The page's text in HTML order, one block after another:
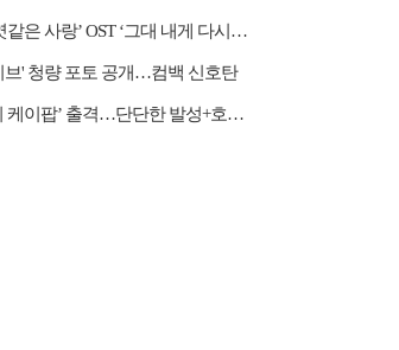
정해인, ‘이런 엿같은 사랑’ OST ‘그대 내게 다시’ 리메이크 가창
브' 청량 포토 공개…컴백 신호탄
이보람, ‘심플리 케이팝’ 출격…단단한 발성+호소력 짙은 음색 무대 압도